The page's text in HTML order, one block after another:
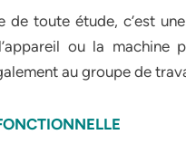
de toute étude, c’est
ou la
au groupe de